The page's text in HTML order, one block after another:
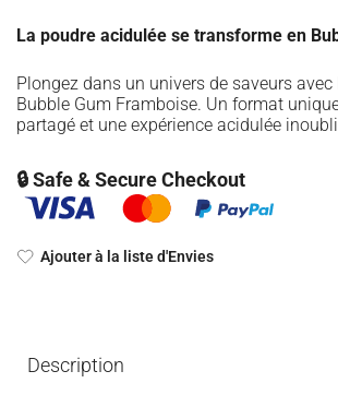
La poudre acidulée se transforme en
Plongez dans un univers de saveurs avec
Bubble Gum Framboise. Un format
partagé et une expérience acidulée
🔒 Safe & Secure Checkout
Ajouter à la liste d'Envies
Description